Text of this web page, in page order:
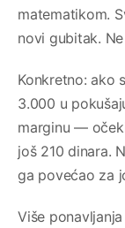
matematikom.
novi gubitak.
Konkretno: ako
3.000 u
marginu —
još 210 dinara.
ga povećao za
Više